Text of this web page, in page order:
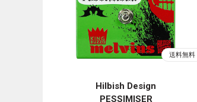
Hilbish Design
PESSIMISER